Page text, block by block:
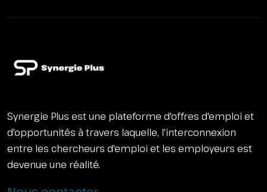
Synergie Plus est une plateforme d'offres d'emploi et
d'opportunités à travers laquelle, l'interconnexion
entre les chercheurs d'emploi et les employeurs est
devenue une réalité.